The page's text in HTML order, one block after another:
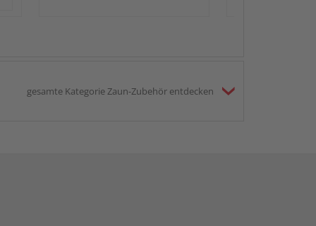
gesamte Kategorie Zaun-Zubehör entdecken